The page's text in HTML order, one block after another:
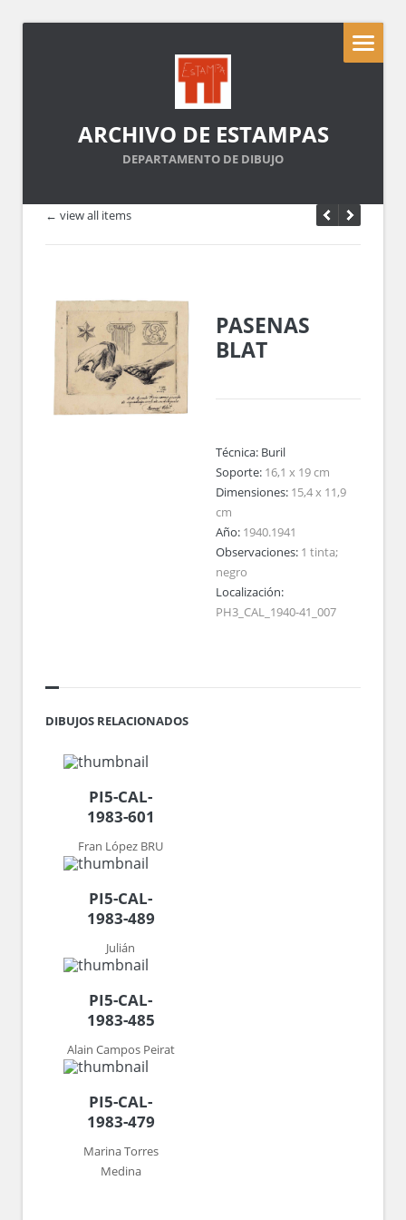
ARCHIVO DE ESTAMPAS
DEPARTAMENTO DE DIBUJO
← view all items
PASENAS
BLAT
Técnica: Buril
Soporte: 16,1 x 19 cm
Dimensiones: 15,4 x 11,9
cm
Año: 1940.1941
Observaciones: 1 tinta;
negro
Localización:
PH3_CAL_1940-41_007
DIBUJOS RELACIONADOS
PI5-CAL-
1983-601
Fran López BRU
PI5-CAL-
1983-489
Julián
PI5-CAL-
1983-485
Alain Campos Peirat
PI5-CAL-
1983-479
Marina Torres
Medina